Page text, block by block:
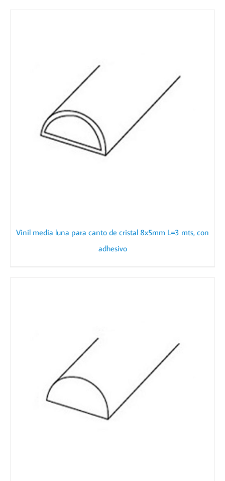
Vinil media luna para canto de cristal 8x5mm L=3 mts, con
adhesivo